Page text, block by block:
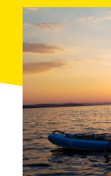
Cours
Point de
nautique à la
Darwing Beach.
Langues:
Accessibilité:
en fauteuil
Activités pour
individus ou de